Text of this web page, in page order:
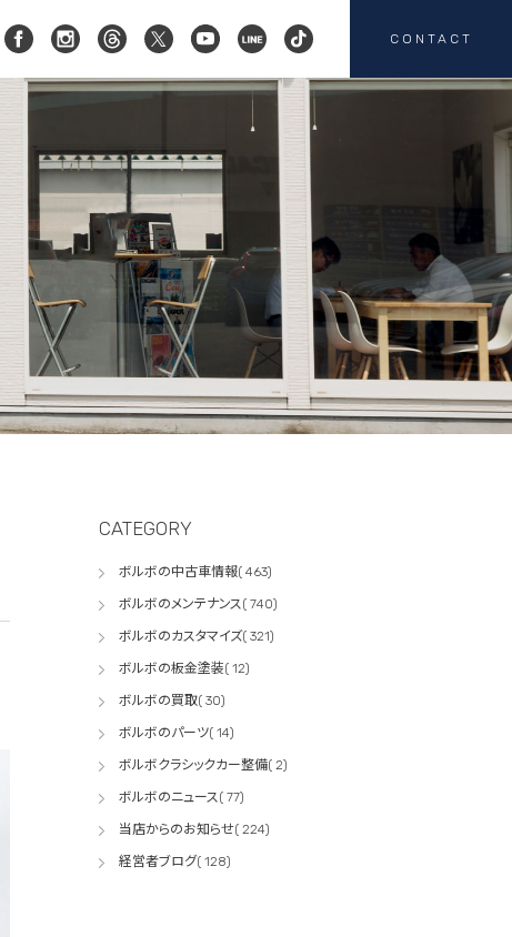
会社概要
HEICO SPORTIV お客様の声
カスタマイズ
注文販売
CONTACT
コクスン横浜
045-719-9357
カスタマイズの
お問い合わせ
板金塗装の
CATEGORY
ボルボの中古車情報( 463)
ボルボのメンテナンス( 740)
ボルボのカスタマイズ( 321)
ボルボの板金塗装( 12)
ボルボの買取( 30)
ボルボのパーツ( 14)
ボルボクラシックカー整備( 2)
ボルボのニュース( 77)
当店からのお知らせ( 224)
経営者ブログ( 128)